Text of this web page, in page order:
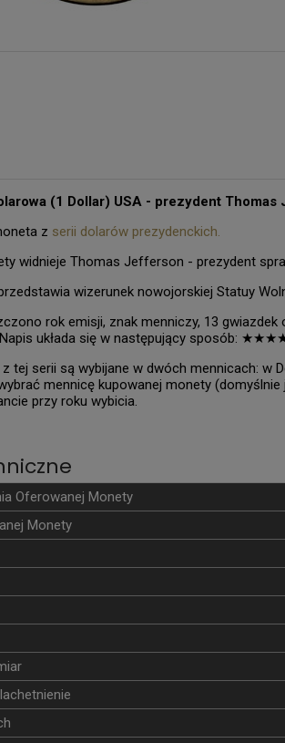
(1 Dollar) USA - prezydent Thomas
z serii dolarów prezydenckich.
widnieje Thomas Jefferson - prezydent
wizerunek nowojorskiej Statuy
rok emisji, znak menniczy, 13
układa się w następujący sposób:
tej serii są wybijane w dwóch mennicach: w
mennicę kupowanej monety
przy roku wybicia.
Oferowanej Monety
Monety